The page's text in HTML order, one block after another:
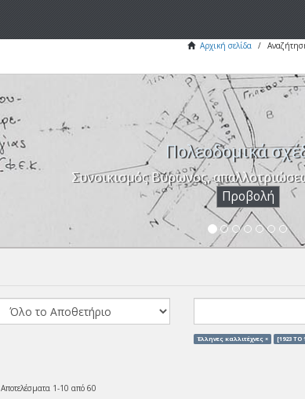
Αρχική σελίδα
Πολεοδομικά
Συνοικισμός Βύρωνος,
Προβολή
Έλληνες καλλιτέχνες × [1923 TO
Αποτελέσματα 1-10 από 60